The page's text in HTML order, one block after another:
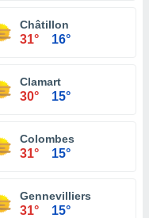
Châtillon
31° 16°
Clamart
30° 15°
Colombes
31° 15°
Gennevilliers
31° 15°